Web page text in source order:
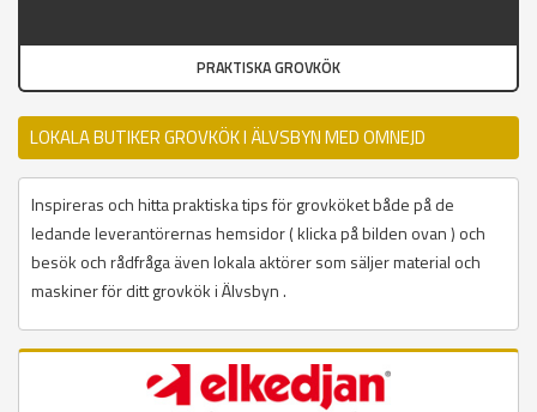
PRAKTISKA GROVKÖK
LOKALA BUTIKER GROVKÖK I ÄLVSBYN MED OMNEJD
Inspireras och hitta praktiska tips för grovköket både på de
ledande leverantörernas hemsidor ( klicka på bilden ovan ) och
besök och rådfråga även lokala aktörer som säljer material och
maskiner för ditt grovkök i Älvsbyn .